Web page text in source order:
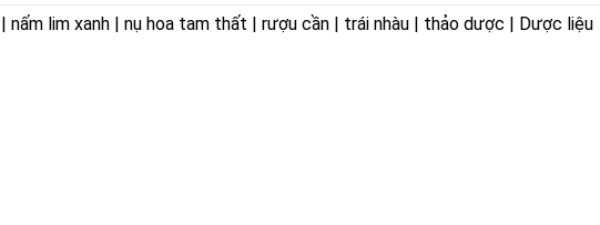
nấm lim xanh | nụ hoa tam thất | rượu cần | trái nhàu | thảo dược | Dược liệu